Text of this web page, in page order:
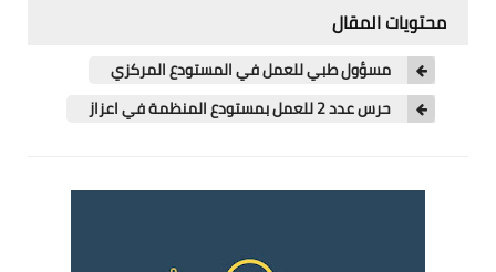
دورات تدريبية
محتويات المقال
مسؤول طبي للعمل في المستودع المركزي
حرس عدد 2 للعمل بمستودع المنظمة في اعزاز